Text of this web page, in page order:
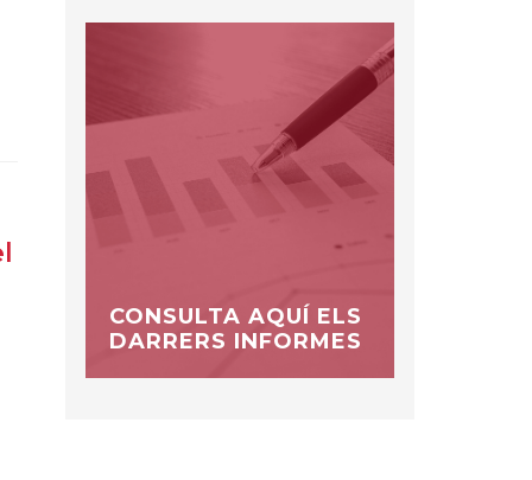
CONSULTA AQUÍ ELS
DARRERS INFORMES